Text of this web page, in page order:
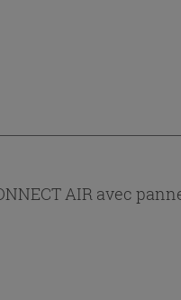
AIR avec